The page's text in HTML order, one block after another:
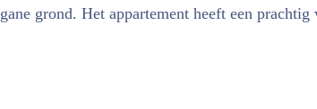
grond. Het appartement heeft een